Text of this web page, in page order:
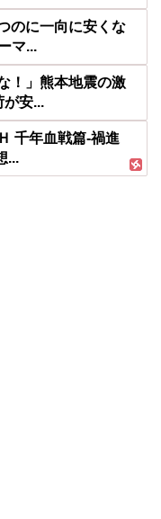
のに一向に安くな
マ...
！」熊本地震の激
が安...
千年血戦篇-禍進
...